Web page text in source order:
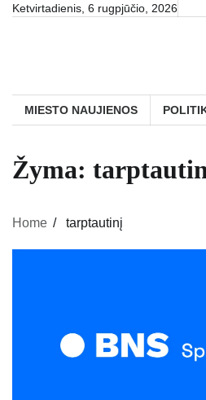
SkipKetvirtadienis, 6 rugpjūčio, 2026
MIESTO NAUJIENOS
Žyma:
Home tarptautinį